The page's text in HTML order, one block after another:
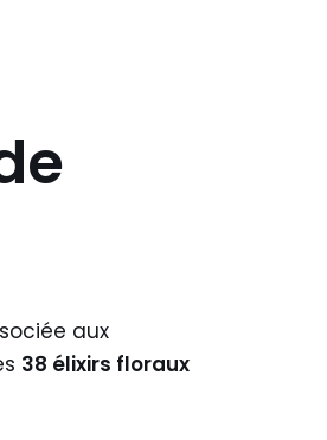
aux
38 élixirs floraux